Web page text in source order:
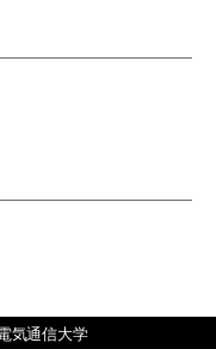
気通信大学